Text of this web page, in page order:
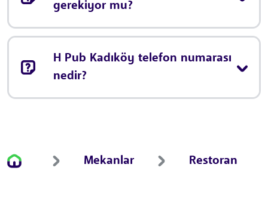
gerekiyor mu?
H Pub Kadıköy telefon numarası
nedir?
Mekanlar Restoran